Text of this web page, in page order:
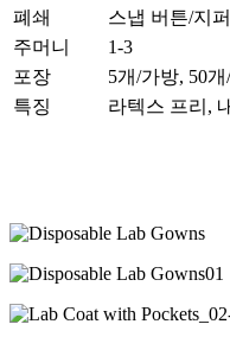
폐쇄
스냅 버튼/지
주머니
1-3
포장
5개/가방, 50개
특징
라텍스 프리,